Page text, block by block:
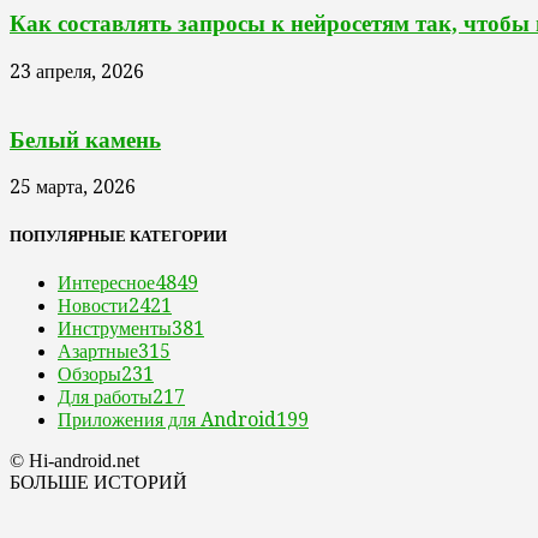
Как составлять запросы к нейросетям так,
23 апреля, 2026
Белый камень
25 марта, 2026
ПОПУЛЯРНЫЕ КАТЕГОРИИ
Интересное4849
Новости2421
Инструменты381
Азартные315
Обзоры231
Для работы217
Приложения для Android199
© Hi-android.net
БОЛЬШЕ ИСТОРИЙ